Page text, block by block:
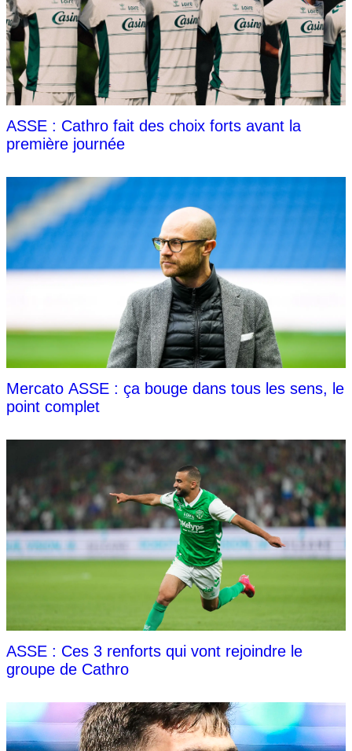
ASSE : Cathro fait des choix forts avant la
première journée
Mercato ASSE : ça bouge dans tous les sens, le
point complet
ASSE : Ces 3 renforts qui vont rejoindre le
groupe de Cathro